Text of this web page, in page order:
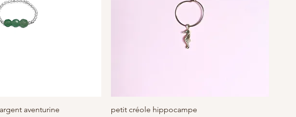
Aperçu rapide
aventurine
Aperçu rapide
petit créole hippocampe